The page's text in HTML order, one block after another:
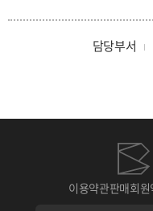
담당부서
이용약관판매회원